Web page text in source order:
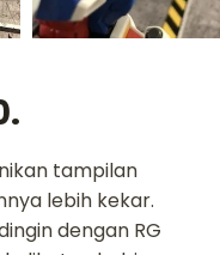
tampilan
lebih kekar.
dengan RG